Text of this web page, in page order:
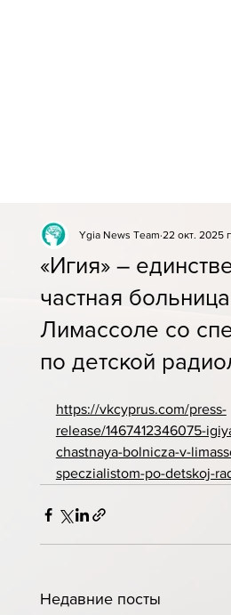
«Игия» –
частная
Лимассоле со
по детской
Ygia News Team 22 окт. 2025
https://vkcyprus.com/press-
release/1467412346075-
chastnaya-bolnicza-v-
speczialistom-po-detskoj-
Недавние посты